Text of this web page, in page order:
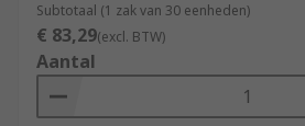
Subtotaal (1 zak van 30 eenheden)
€ 83,29(excl. BTW)
Aantal